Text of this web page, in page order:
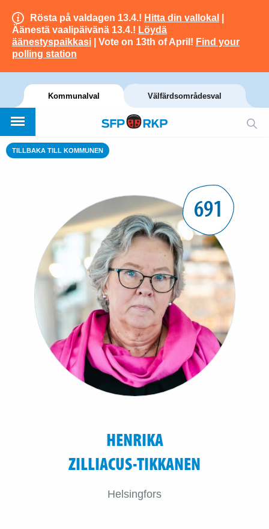
Rösta på valdagen 13.4.! Hitta din vallokal
Äänestä vaalipäivänä 13.4.! Löydä
äänestyspaikkasi | Vote on 13th of April! Find your
polling station
Kommunalval Välfärdsområdesval
TILLBAKA TILL KOMMUNEN
691
HENRIKA
ZILLIACUS-TIKKANEN
Helsingfors